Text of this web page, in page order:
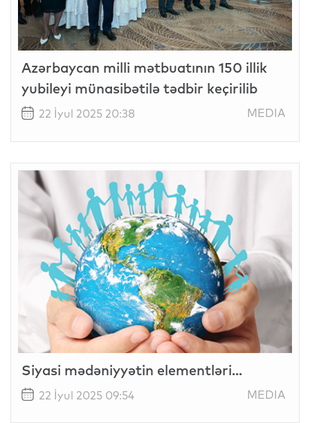
Azərbaycan milli mətbuatının 150 illik
yubileyi münasibətilə tədbir keçirilib
22 İyul 2025 20:38 MEDIA
Siyasi mədəniyyətin elementləri...
22 İyul 2025 09:54 MEDIA